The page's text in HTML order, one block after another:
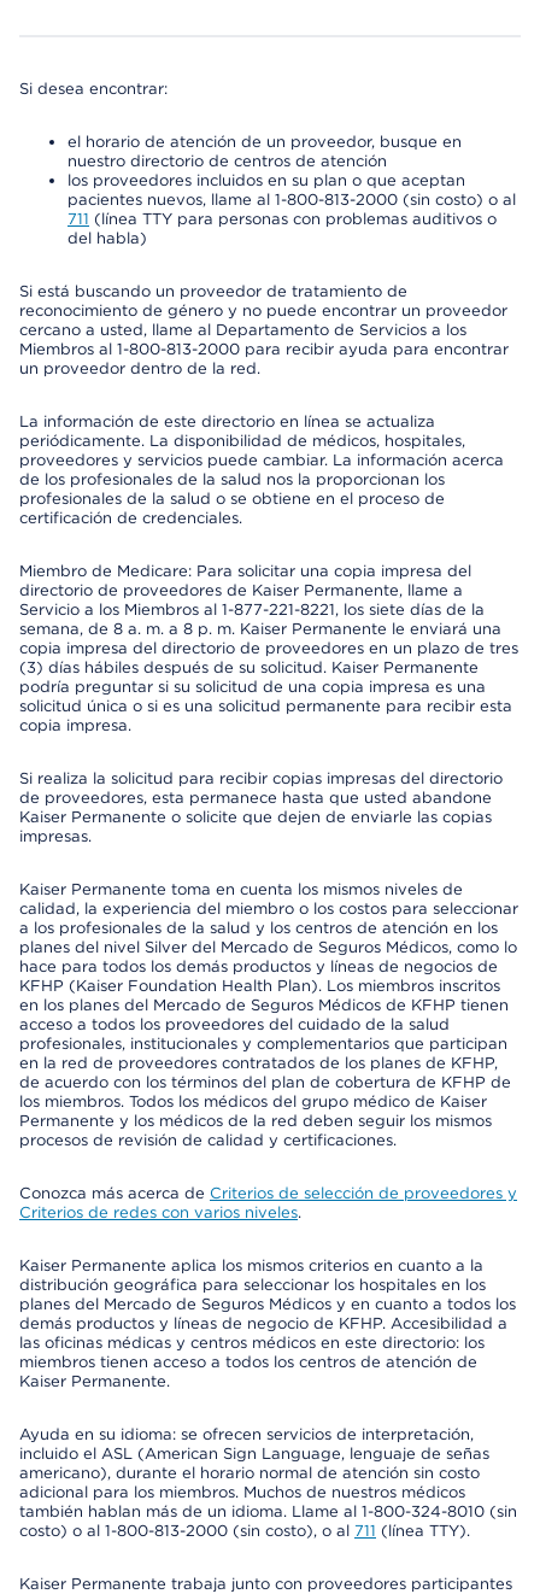
Si desea encontrar:
el horario de atención de un proveedor, busque en
nuestro directorio de centros de atención
los proveedores incluidos en su plan o que aceptan
pacientes nuevos, llame al 1-800-813-2000 (sin costo) o al
711 (línea TTY para personas con problemas auditivos o
del habla)
Si está buscando un proveedor de tratamiento de
reconocimiento de género y no puede encontrar un proveedor
cercano a usted, llame al Departamento de Servicios a los
Miembros al 1-800-813-2000 para recibir ayuda para encontrar
un proveedor dentro de la red.
La información de este directorio en línea se actualiza
periódicamente. La disponibilidad de médicos, hospitales,
proveedores y servicios puede cambiar. La información acerca
de los profesionales de la salud nos la proporcionan los
profesionales de la salud o se obtiene en el proceso de
certificación de credenciales.
Miembro de Medicare: Para solicitar una copia impresa del
directorio de proveedores de Kaiser Permanente, llame a
Servicio a los Miembros al 1-877-221-8221, los siete días de la
semana, de 8 a. m. a 8 p. m. Kaiser Permanente le enviará una
copia impresa del directorio de proveedores en un plazo de tres
(3) días hábiles después de su solicitud. Kaiser Permanente
podría preguntar si su solicitud de una copia impresa es una
solicitud única o si es una solicitud permanente para recibir esta
copia impresa.
Si realiza la solicitud para recibir copias impresas del directorio
de proveedores, esta permanece hasta que usted abandone
Kaiser Permanente o solicite que dejen de enviarle las copias
impresas.
Kaiser Permanente toma en cuenta los mismos niveles de
calidad, la experiencia del miembro o los costos para seleccionar
a los profesionales de la salud y los centros de atención en los
planes del nivel Silver del Mercado de Seguros Médicos, como lo
hace para todos los demás productos y líneas de negocios de
KFHP (Kaiser Foundation Health Plan). Los miembros inscritos
en los planes del Mercado de Seguros Médicos de KFHP tienen
acceso a todos los proveedores del cuidado de la salud
profesionales, institucionales y complementarios que participan
en la red de proveedores contratados de los planes de KFHP,
de acuerdo con los términos del plan de cobertura de KFHP de
los miembros. Todos los médicos del grupo médico de Kaiser
Permanente y los médicos de la red deben seguir los mismos
procesos de revisión de calidad y certificaciones.
Conozca más acerca de Criterios de selección de proveedores y
Criterios de redes con varios niveles.
Kaiser Permanente aplica los mismos criterios en cuanto a la
distribución geográfica para seleccionar los hospitales en los
planes del Mercado de Seguros Médicos y en cuanto a todos los
demás productos y líneas de negocio de KFHP. Accesibilidad a
las oficinas médicas y centros médicos en este directorio: los
miembros tienen acceso a todos los centros de atención de
Kaiser Permanente.
Ayuda en su idioma: se ofrecen servicios de interpretación,
incluido el ASL (American Sign Language, lenguaje de señas
americano), durante el horario normal de atención sin costo
adicional para los miembros. Muchos de nuestros médicos
también hablan más de un idioma. Llame al 1-800-324-8010 (sin
costo) o al 1-800-813-2000 (sin costo), o al 711 (línea TTY).
Kaiser Permanente trabaja junto con proveedores participantes